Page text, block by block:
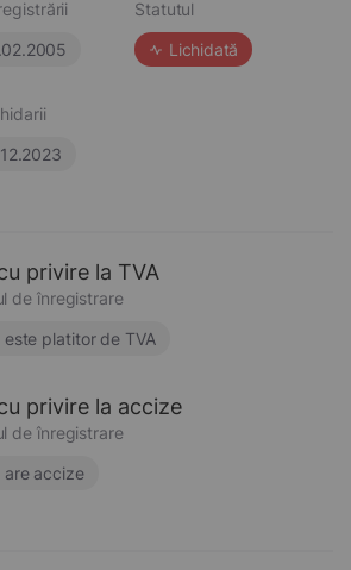
Statutul
Lichidată
privire la TVA
de înregistrare
este platitor de TVA
privire la accize
de înregistrare
are accize